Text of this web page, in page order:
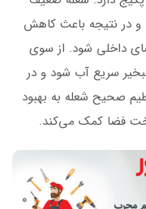
و در نتیجه باعث کاهش
داخلی شود. از سوی
سریع آب شود و در
صحیح شعله به بهبود
فضا کمک می‌کند.